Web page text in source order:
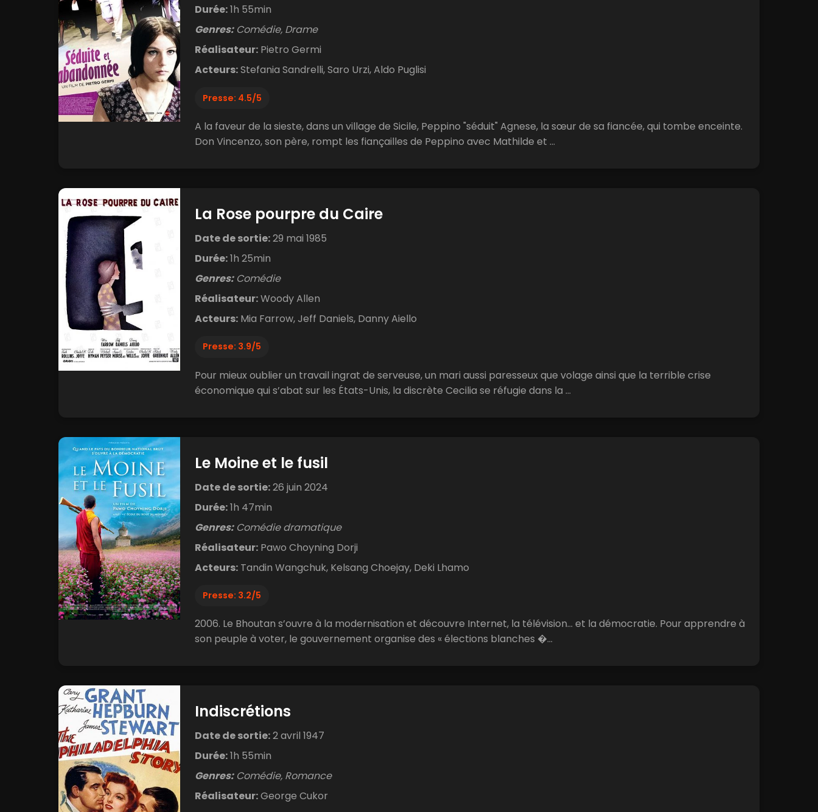
Durée:1h 55min
Genres:Comédie, Drame
Réalisateur: Pietro Germi
Acteurs:Stefania Sandrelli, Saro Urzi, Aldo Puglisi
Presse: 4.5/5
A la faveur de la sieste, dans un village de Sicile, Peppino "séduit" Agnese, la sœur de sa fiancée, qui tombe enceinte.
Don Vincenzo, son père, rompt les fiançailles de Peppino avec Mathilde et ...
La Rose pourpre du Caire
Date de sortie:29 mai 1985
Durée:1h 25min
Genres:Comédie
Réalisateur:Woody Allen
Acteurs: Mia Farrow, Jeff Daniels, Danny Aiello
Presse: 3.9/5
Pour mieux oublier un travail ingrat de serveuse, un mari aussi paresseux que volage ainsi que la terrible crise
économique qui s’abat sur les États-Unis, la discrète Cecilia se réfugie dans la ...
Le Moine et le fusil
Date de sortie:26 juin 2024
Durée:1h 47min
Genres:Comédie dramatique
Réalisateur: Pawo Choyning Dorji
Acteurs: Tandin Wangchuk, Kelsang Choejay, Deki Lhamo
Presse: 3.2/5
2006. Le Bhoutan s’ouvre à la modernisation et découvre Internet, la télévision... et la démocratie. Pour apprendre à
son peuple à voter, le gouvernement organise des « élections blanches �...
Indiscrétions
Date de sortie:2 avril 1947
Durée:1h 55min
Genres:Comédie, Romance
Réalisateur:George Cukor